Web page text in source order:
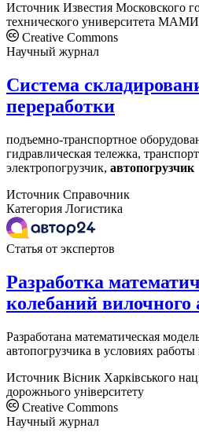
Источник Известия Московского
технического университета МАМИ
Creative Commons
Научный журнал
Система
переработки
подъемно-транспортное
гидравлическая тележка,
электропогрузчик, автопогрузчик
Источник Справочник
Категория Логистика
Статья от экспертов
Разработка
колебаний вилочного
Разработана математическая
автопогрузчика в условиях
Источник Вісник Харківського
дорожнього університету
Creative Commons
Научный журнал